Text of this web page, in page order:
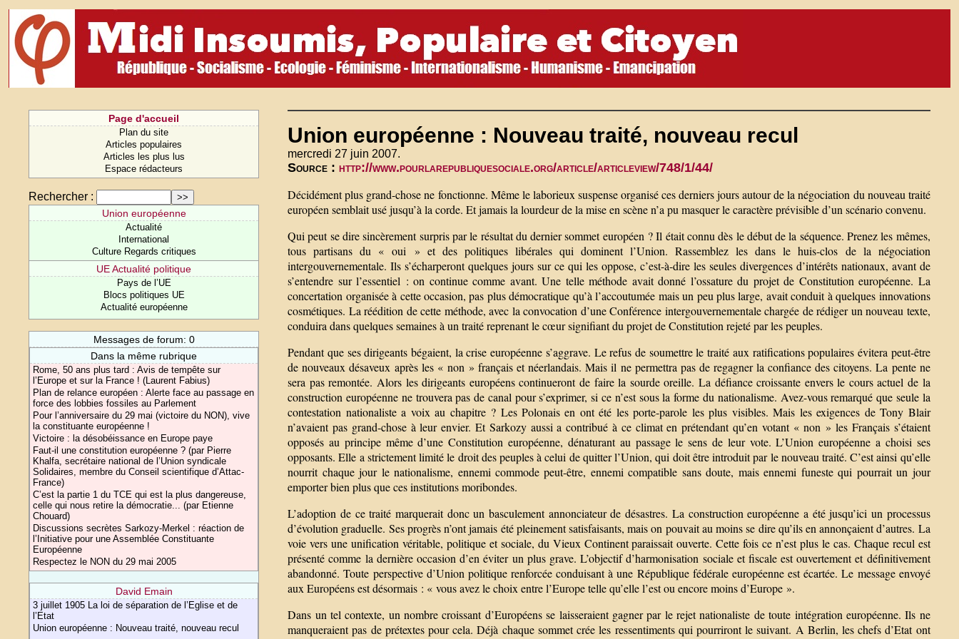
Page d'accueil
Plan du site
Articles populaires
Articles les plus lus
Espace rédacteurs
Rechercher :
Union européenne
Actualité
International
Culture Regards critiques
UE Actualité politique
Pays de l’UE
Blocs politiques UE
Actualité européenne
Messages de forum: 0
Dans la même rubrique
Rome, 50 ans plus tard : Avis de tempête sur
l’Europe et sur la France ! (Laurent Fabius)
Plan de relance européen : Alerte face au passage en
force des lobbies fossiles au Parlement
Pour l’anniversaire du 29 mai (victoire du NON), vive
la constituante européenne !
Victoire : la désobéissance en Europe paye
Faut-il une constitution européenne ? (par Pierre
Khalfa, secrétaire national de l’Union syndicale
Solidaires, membre du Conseil scientifique d’Attac-
France)
C’est la partie 1 du TCE qui est la plus dangereuse,
celle qui nous retire la démocratie... (par Etienne
Chouard)
Discussions secrètes Sarkozy-Merkel : réaction de
l’Initiative pour une Assemblée Constituante
Européenne
Respectez le NON du 29 mai 2005
David Emain
3 juillet 1905 La loi de séparation de l’Eglise et de
l’Etat
Union européenne : Nouveau traité, nouveau recul
Union européenne : Nouveau traité, nouveau recul
mercredi 27 juin 2007.
Source :http://www.pourlarepubliquesociale.org/article/articleview/748/1/44/
Décidément plus grand-chose ne fonctionne. Même le laborieux suspense organisé ces derniers jours autour de la négociation du nouveau traité
européen semblait usé jusqu’à la corde. Et jamais la lourdeur de la mise en scène n’a pu masquer le caractère prévisible d’un scénario convenu.
Qui peut se dire sincèrement surpris par le résultat du dernier sommet européen ? Il était connu dès le début de la séquence. Prenez les mêmes,
tous partisans du « oui » et des politiques libérales qui dominent l’Union. Rassemblez les dans le huis-clos de la négociation
intergouvernementale. Ils s’écharperont quelques jours sur ce qui les oppose, c’est-à-dire les seules divergences d’intérêts nationaux, avant de
s’entendre sur l’essentiel : on continue comme avant. Une telle méthode avait donné l’ossature du projet de Constitution européenne. La
concertation organisée à cette occasion, pas plus démocratique qu’à l’accoutumée mais un peu plus large, avait conduit à quelques innovations
cosmétiques. La réédition de cette méthode, avec la convocation d’une Conférence intergouvernementale chargée de rédiger un nouveau texte,
conduira dans quelques semaines à un traité reprenant le cœur signifiant du projet de Constitution rejeté par les peuples.
Pendant que ses dirigeants bégaient, la crise européenne s’aggrave. Le refus de soumettre le traité aux ratifications populaires évitera peut-être
de nouveaux désaveux après les « non » français et néerlandais. Mais il ne permettra pas de regagner la confiance des citoyens. La pente ne
sera pas remontée. Alors les dirigeants européens continueront de faire la sourde oreille. La défiance croissante envers le cours actuel de la
construction européenne ne trouvera pas de canal pour s’exprimer, si ce n’est sous la forme du nationalisme. Avez-vous remarqué que seule la
contestation nationaliste a voix au chapitre ? Les Polonais en ont été les porte-parole les plus visibles. Mais les exigences de Tony Blair
n’avaient pas grand-chose à leur envier. Et Sarkozy aussi a contribué à ce climat en prétendant qu’en votant « non » les Français s’étaient
opposés au principe même d’une Constitution européenne, dénaturant au passage le sens de leur vote. L’Union européenne a choisi ses
opposants. Elle a strictement limité le droit des peuples à celui de quitter l’Union, qui doit être introduit par le nouveau traité. C’est ainsi qu’elle
nourrit chaque jour le nationalisme, ennemi commode peut-être, ennemi compatible sans doute, mais ennemi funeste qui pourrait un jour
emporter bien plus que ces institutions moribondes.
L’adoption de ce traité marquerait donc un basculement annonciateur de désastres. La construction européenne a été jusqu’ici un processus
d’évolution graduelle. Ses progrès n’ont jamais été pleinement satisfaisants, mais on pouvait au moins se dire qu’ils en annonçaient d’autres. La
voie vers une unification véritable, politique et sociale, du Vieux Continent paraissait ouverte. Cette fois ce n’est plus le cas. Chaque recul est
présenté comme la dernière occasion d’en éviter un plus grave. L’objectif d’harmonisation sociale et fiscale est ouvertement et définitivement
abandonné. Toute perspective d’Union politique renforcée conduisant à une République fédérale européenne est écartée. Le message envoyé
aux Européens est désormais : « vous avez le choix entre l’Europe telle qu’elle l’est ou encore moins d’Europe ».
Dans un tel contexte, un nombre croissant d’Européens se laisseraient gagner par le rejet nationaliste de toute intégration européenne. Ils ne
manqueraient pas de prétextes pour cela. Déjà chaque sommet crée les ressentiments qui pourriront le suivant. A Berlin, les chefs d’Etat ont